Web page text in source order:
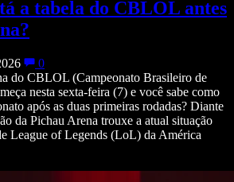
a tabela do CBLOL antes
0
do CBLOL (Campeonato Brasileiro de
nesta sexta-feira (7) e você sabe como
após as duas primeiras rodadas? Diante
da Pichau Arena trouxe a atual situação
League of Legends (LoL) da América